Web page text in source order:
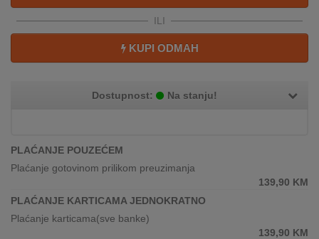
KAKO
OZNAKE
UČINKOVITOSTI
DIGITALIS
ILI
KUPI ODMAH
Dostupnost: Na stanju!
PLAĆANJE POUZEĆEM
Plaćanje gotovinom prilikom preuzimanja
139,90 KM
PLAĆANJE KARTICAMA JEDNOKRATNO
Plaćanje karticama(sve banke)
139,90 KM